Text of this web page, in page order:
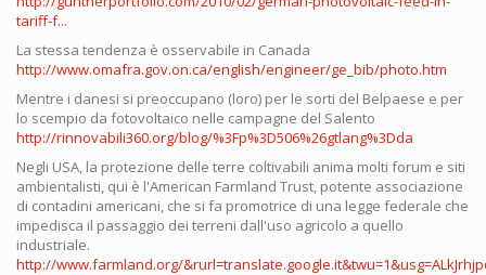
tariff-f...
La stessa tendenza è osservabile in Canada
http://www.omafra.gov.on.ca/english/engineer/ge_bib/photo.htm
Mentre i danesi si preoccupano (loro) per le sorti del Belpaese e per
lo scempio da fotovoltaico nelle campagne del Salento
http://rinnovabili360.org/blog/%3Fp%3D506%26gtlang%3Dda
Negli USA, la protezione delle terre coltivabili anima molti forum e siti
ambientalisti, qui è l'American Farmland Trust, potente associazione
di contadini americani, che si fa promotrice di una legge federale che
impedisca il passaggio dei terreni dall'uso agricolo a quello
industriale.
http://www.farmland.org/